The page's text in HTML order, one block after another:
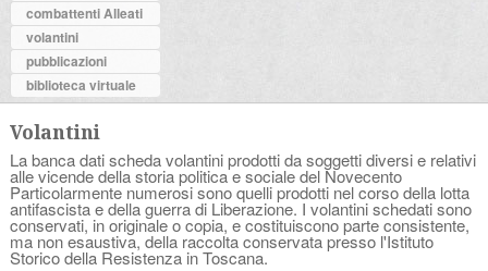
combattenti Alleati
volantini
pubblicazioni
biblioteca virtuale
Volantini
La banca dati scheda volantini prodotti da soggetti diversi e relativi
alle vicende della storia politica e sociale del Novecento
Particolarmente numerosi sono quelli prodotti nel corso della lotta
antifascista e della guerra di Liberazione. I volantini schedati sono
conservati, in originale o copia, e costituiscono parte consistente,
ma non esaustiva, della raccolta conservata presso l'Istituto
Storico della Resistenza in Toscana.